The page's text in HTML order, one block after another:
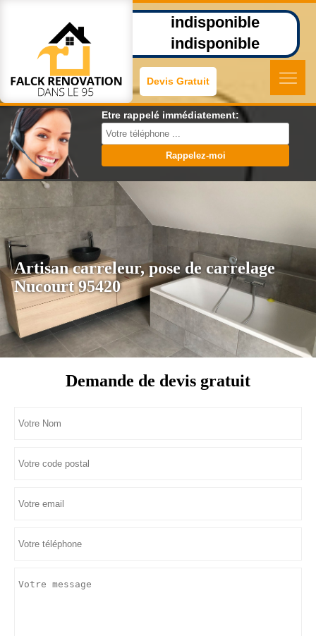
indisponible
indisponible
Devis Gratuit
Etre rappelé immédiatement:
Artisan carreleur, pose de carrelage
Nucourt 95420
Demande de devis gratuit